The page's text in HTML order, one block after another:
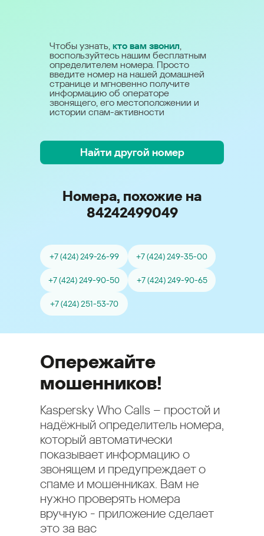
Чтобы узнать, кто вам звонил,
воспользуйтесь нашим бесплатным
определителем номера. Просто
введите номер на нашей домашней
странице и мгновенно получите
информацию об операторе
звонящего, его местоположении и
истории спам-активности
Найти другой номер
Номера, похожие на
84242499049
+7 (424) 249-26-99 +7 (424) 249-35-00
+7 (424) 249-90-50 +7 (424) 249-90-65
+7 (424) 251-53-70
Опережайте
мошенников!
Kaspersky Who Calls – простой и
надёжный определитель номера,
который автоматически
показывает информацию о
звонящем и предупреждает о
спаме и мошенниках. Вам не
нужно проверять номера
вручную - приложение сделает
это за вас